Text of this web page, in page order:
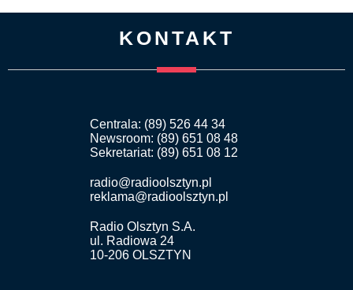
KONTAKT
Centrala: (89) 526 44 34
Newsroom: (89) 651 08 48
Sekretariat: (89) 651 08 12
radio@radioolsztyn.pl
reklama@radioolsztyn.pl
Radio Olsztyn S.A.
ul. Radiowa 24
10-206 OLSZTYN